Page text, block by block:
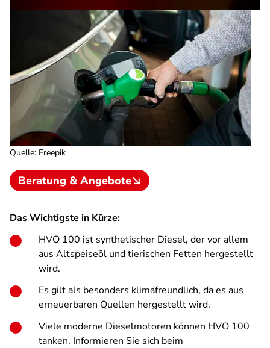
Quelle: Freepik
Beratung & Angebote
Das Wichtigste in Kürze:
HVO 100 ist synthetischer Diesel, der vor allem
aus Altspeiseöl und tierischen Fetten hergestellt
wird.
Es gilt als besonders klimafreundlich, da es aus
erneuerbaren Quellen hergestellt wird.
Viele moderne Dieselmotoren können HVO 100
tanken. Informieren Sie sich beim